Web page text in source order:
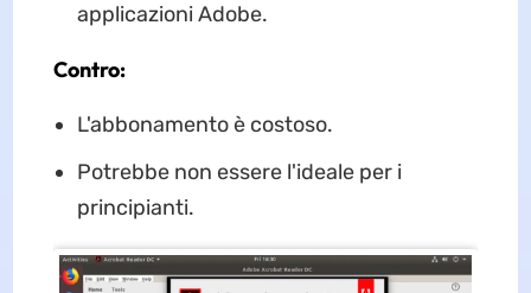
applicazioni Adobe.
Contro:
L'abbonamento è costoso.
Potrebbe non essere l'ideale per i
principianti.